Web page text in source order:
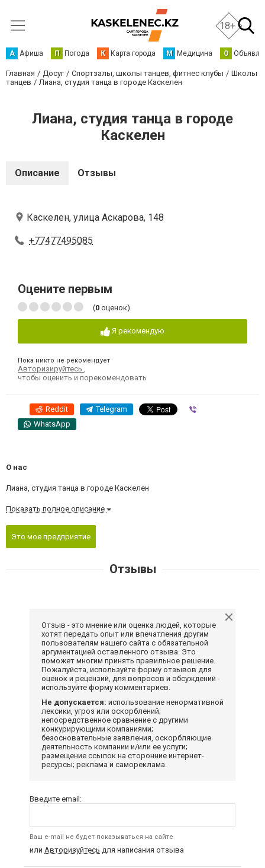
18+
А Афиша П Погода К Карта города М Медицина О
Главная Досуг Спортзалы, школы танцев, фитнес клубы
Школы
танцев
Лиана, студия танца в городе Каскелен
Лиана, студия танца в городе
Каскелен
Описание Отзывы
Каскелен, улица Аскарова, 148
+77477495085
Оцените первым
(0 оценок)
Я рекомендую
Пока никто не рекомендует
Авторизируйтесь
чтобы оценить и порекомендовать
Reddit Telegram
WhatsApp
О нас
Лиана, студия танца в городе Каскелен
Показать полное описание
Это мое предприятие
Отзывы
Отзыв - это мнение или оценка людей, которые
хотят передать опыт или впечатления другим
пользователям нашего сайта с обязательной
аргументацией оставленного отзыва. Это
поможет многим принять правильное решение.
Пожалуйста, используйте форму отзывов для
оценок и рецензий, для вопросов и обсуждений -
используйте форму комментариев.
Не допускается: использование ненормативной
лексики, угроз или оскорблений;
непосредственное сравнение с другими
конкурирующими компаниями;
безосновательные заявления, оскорбляющие
деятельность компании и/или ее услуги;
размещение ссылок на сторонние интернет-
ресурсы; реклама и самореклама.
Введите email:
Ваш e-mail не будет показываться на сайте
или Авторизуйтесь для написания отзыва